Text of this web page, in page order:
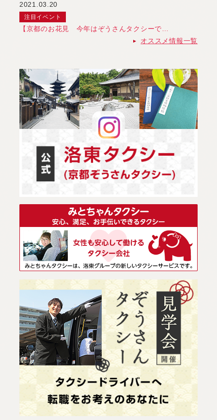
2021.03.20
注目イベント
【京都のお花見 今年はぞうさんタクシーで…
オススメ情報一覧